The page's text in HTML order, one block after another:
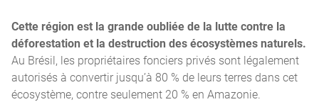
Cette région est la grande oubliée de la lutte contre la
déforestation et la destruction des écosystèmes naturels.
Au Brésil, les propriétaires fonciers privés sont légalement
autorisés à convertir jusqu’à 80 % de leurs terres dans cet
écosystème, contre seulement 20 % en Amazonie.